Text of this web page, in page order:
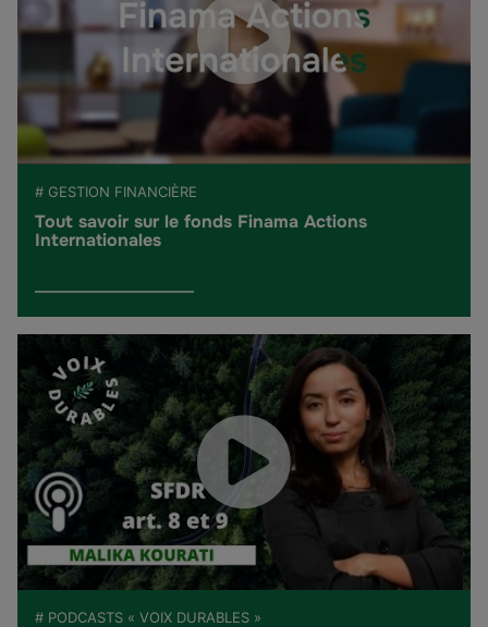
# GESTION FINANCIÈRE
Tout savoir sur le fonds Finama Actions
Internationales
# PODCASTS « VOIX DURABLES »